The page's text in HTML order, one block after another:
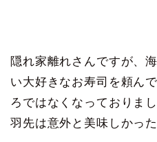
隠れ家離れさんですが、
い大好きなお寿司を頼ん
ろではなくなっておりま
羽先は意外と美味しかっ